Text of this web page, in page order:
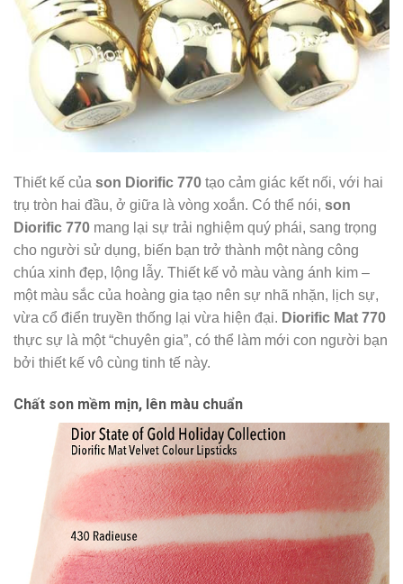
Thiết kế của son Diorific 770 tạo cảm giác kết nối, với hai
trụ tròn hai đầu, ở giữa là vòng xoắn. Có thể nói, son
Diorific 770 mang lại sự trải nghiệm quý phái, sang trọng
cho người sử dụng, biến bạn trở thành một nàng công
chúa xinh đẹp, lộng lẫy. Thiết kế vỏ màu vàng ánh kim –
một màu sắc của hoàng gia tạo nên sự nhã nhặn, lịch sự,
vừa cổ điển truyền thống lại vừa hiện đại. Diorific Mat 770
thực sự là một “chuyên gia”, có thể làm mới con người bạn
bởi thiết kế vô cùng tinh tế này.
Chất son mềm mịn, lên màu chuẩn